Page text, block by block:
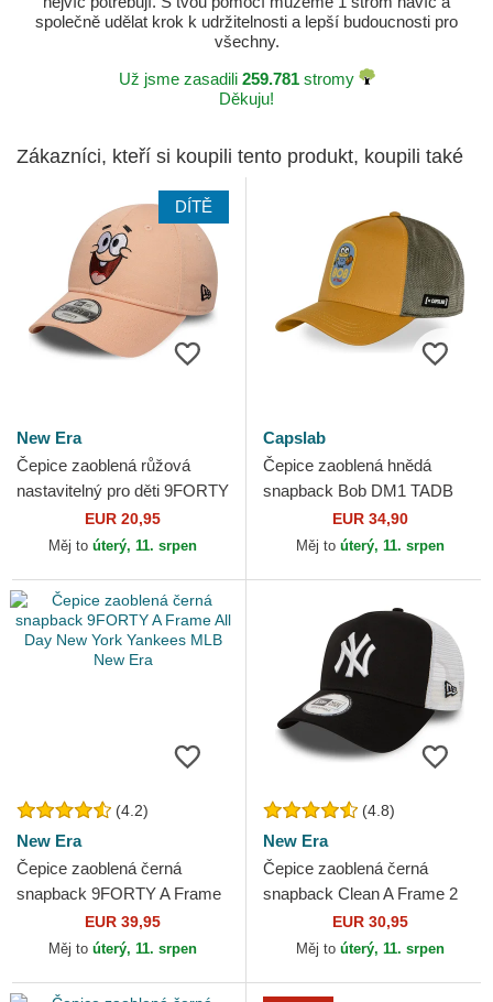
společně udělat krok k udržitelnosti a lepší budoucnosti pro
všechny.
Už jsme zasadili 259.781stromy
Děkuju!
Zákazníci, kteří si koupili tento produkt, koupili také
DÍTĚ
New Era
Čepice zaoblená růžová
nastavitelný pro děti 9FORTY
Face SpongeBob a Patrik
Hvězda New Era
EUR 20,95
Měj to úterý, 11. srpen
Capslab
Čepice zaoblená hnědá
snapback Bob DM1 TADB
Mimoň Já, padouch Capslab
EUR 34,90
Měj to úterý, 11. srpen
(4.2)
New Era
Čepice zaoblená černá
snapback 9FORTY A Frame
All Day New York Yankees
MLB New Era
EUR 39,95
Měj to úterý, 11. srpen
(4.8)
New Era
Čepice zaoblená černá
snapback Clean A Frame 2
New York Yankees MLB New
EUR 30,95
Měj to úterý, 11. srpen